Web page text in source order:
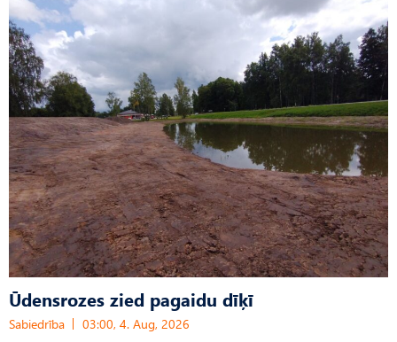
Ūdensrozes zied pagaidu dīķī
Sabiedrība 03:00, 4. Aug, 2026